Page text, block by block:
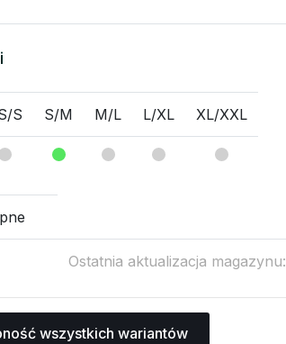
S S/M M/L L/XL XL/XXL
Ostatnia aktualizacja magazynu:
wszystkich wariantów